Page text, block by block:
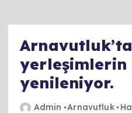
yerleşimlerin
yenileniyor.
Admin Arnavutluk